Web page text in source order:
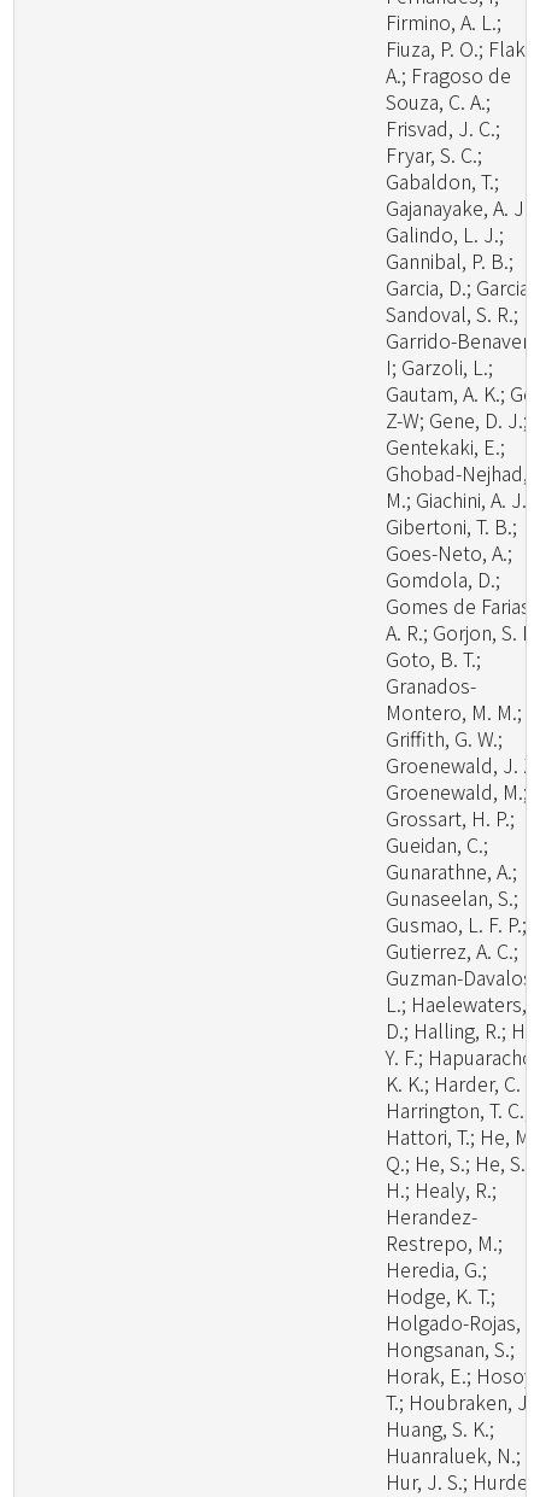
Firmino, A. L.;
Fiuza, P. O.;
A.; Fragoso de
Souza, C. A.;
Frisvad, J. C.;
Fryar, S. C.;
Gabaldon, T.;
Gajanayake, A. J.;
Galindo, L. J.;
Gannibal, P. B.;
Garcia, D.; Garcia-
Sandoval, S. R.;
Garrido-
I; Garzoli, L.;
Gautam, A. K.; Ge,
Z-W; Gene, D. J.;
Gentekaki, E.;
Ghobad-Nejhad,
M.; Giachini, A. J.;
Gibertoni, T. B.;
Goes-Neto, A.;
Gomdola, D.;
Gomes de Farias,
A. R.; Gorjon, S.
Goto, B. T.;
Granados-
Montero, M. M.;
Griffith, G. W.;
Groenewald, J.
Groenewald, M.;
Grossart, H. P.;
Gueidan, C.;
Gunarathne, A.;
Gunaseelan, S.;
Gusmao, L. F. P.;
Gutierrez, A. C.;
Guzman-Davalos,
L.; Haelewaters,
D.; Halling, R.;
Y. F.;
K. K.; Harder, C.
Harrington, T. C.;
Hattori, T.; He, M.
Q.; He, S.; He, S.
H.; Healy, R.;
Herandez-
Restrepo, M.;
Heredia, G.;
Hodge, K. T.;
Holgado-Rojas,
Hongsanan, S.;
Horak, E.;
T.; Houbraken, J.;
Huang, S. K.;
Huanraluek, N.;
Hur, J. S.;